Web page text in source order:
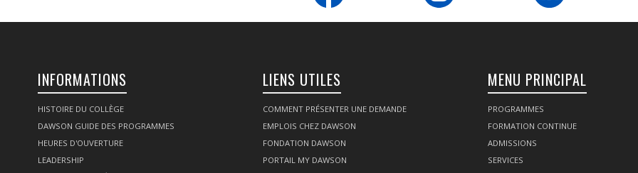
INFORMATIONS
HISTOIRE DU COLLÈGE
DAWSON GUIDE DES PROGRAMMES
HEURES D'OUVERTURE
LEADERSHIP
LIENS UTILES
COMMENT PRÉSENTER UNE DEMANDE
EMPLOIS CHEZ DAWSON
FONDATION DAWSON
PORTAIL MY DAWSON
MENU PRINCIPAL
PROGRAMMES
FORMATION CONTINUE
ADMISSIONS
SERVICES